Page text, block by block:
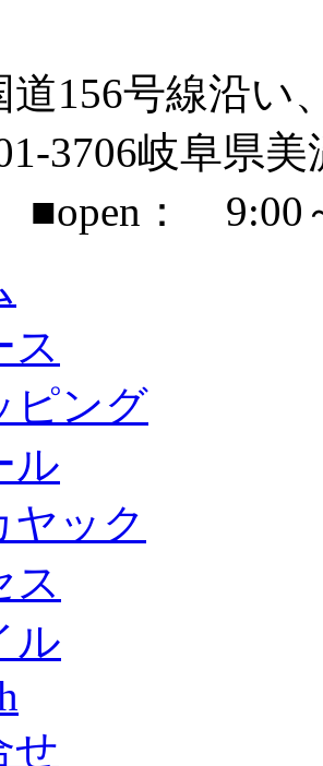
道156号線沿
3706岐阜県
■open： 9:00
ス
ピング
ル
ヤック
ス
ル
せ